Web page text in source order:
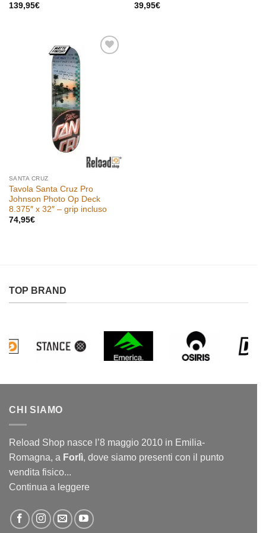
139,95€
39,95€
SANTA CRUZ
Tavola Santa Cruz Pro
Johnson Photo Op Deck
8.375″ x 32″ – grip incluso
74,95€
TOP BRAND
CHI SIAMO
Reload Shop nasce l’8 maggio 2010 in Emilia-
Romagna, a Forlì, dove siamo presenti con il punto
vendita fisico...
Continua a leggere